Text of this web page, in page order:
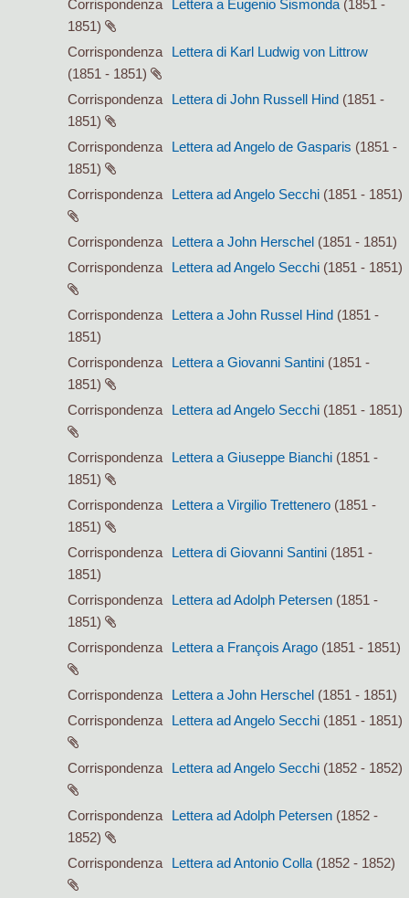
Corrispondenza Lettera a Eugenio Sismonda (1851 -
1851)
Corrispondenza
Lettera di Karl Ludwig von Littrow
(1851 - 1851)
Corrispondenza
Lettera di John Russell Hind (1851 -
1851)
Corrispondenza
Lettera ad Angelo de Gasparis (1851 -
1851)
Corrispondenza
Lettera ad Angelo Secchi (1851 - 1851)
Corrispondenza Lettera a John Herschel (1851 - 1851)
Corrispondenza
Lettera ad Angelo Secchi (1851 - 1851)
Corrispondenza Lettera a John Russel Hind (1851 -
1851)
Corrispondenza
Lettera a Giovanni Santini (1851 -
1851)
Corrispondenza
Lettera ad Angelo Secchi (1851 - 1851)
Corrispondenza Lettera a Giuseppe Bianchi (1851 -
1851)
Corrispondenza
Lettera a Virgilio Trettenero (1851 -
1851)
Corrispondenza
Lettera di Giovanni Santini (1851 -
1851)
Corrispondenza
Lettera ad Adolph Petersen (1851 -
1851)
Corrispondenza
Lettera a François Arago (1851 - 1851)
Corrispondenza Lettera a John Herschel (1851 - 1851)
Corrispondenza
Lettera ad Angelo Secchi (1851 - 1851)
Corrispondenza Lettera ad Angelo Secchi (1852 - 1852)
Corrispondenza Lettera ad Adolph Petersen (1852 -
1852)
Corrispondenza
Lettera ad Antonio Colla (1852 - 1852)